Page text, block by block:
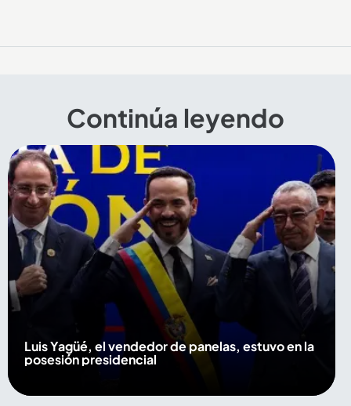
Continúa leyendo
Luis Yagüé, el vendedor de panelas, estuvo en la
posesión presidencial